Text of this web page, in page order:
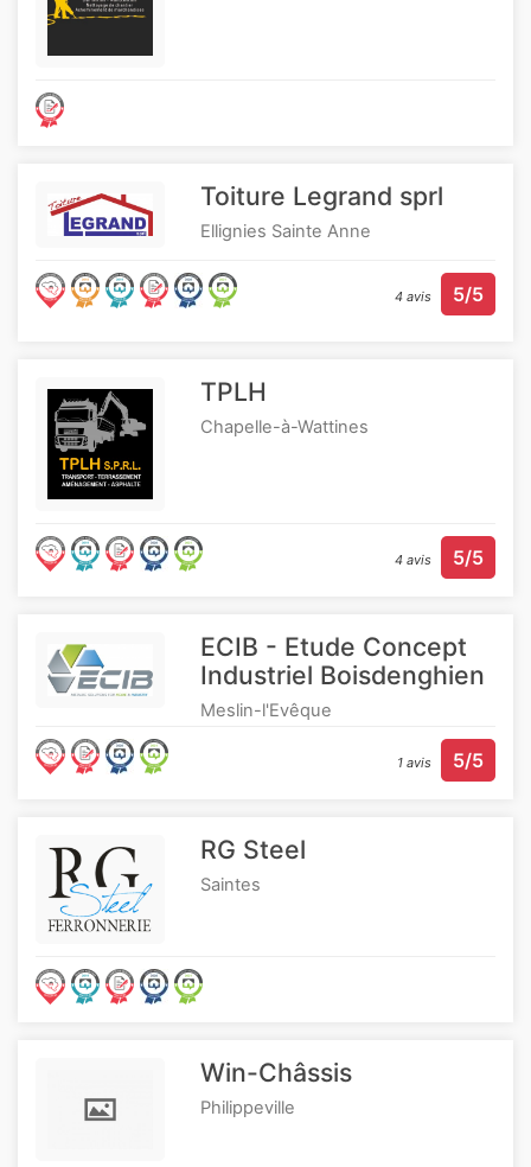
Toiture Legrand sprl
Ellignies Sainte Anne
4 avis 5/5
TPLH
Chapelle-à-Wattines
4 avis 5/5
ECIB - Etude Concept
Industriel Boisdenghien
Meslin-l'Evêque
1 avis 5/5
RG Steel
Saintes
Win-Châssis
Philippeville